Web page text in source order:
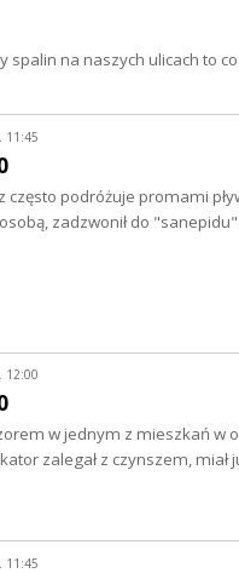
na naszych ulicach to
11:45
często podróżuje promami
zadzwonił do
12:00
w jednym z mieszkań w
zalegał z czynszem, miał
11:45